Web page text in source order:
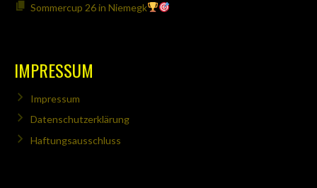
Sommercup 26 in Niemegk
IMPRESSUM
Impressum
Datenschutzerklärung
Haftungsausschluss